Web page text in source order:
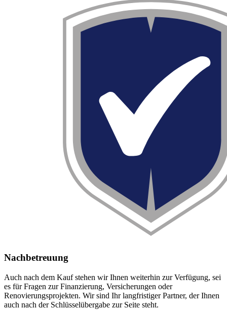
Nachbetreuung
Auch nach dem Kauf stehen wir Ihnen weiterhin zur Verfügung, sei
es für Fragen zur Finanzierung, Versicherungen oder
Renovierungsprojekten. Wir sind Ihr langfristiger Partner, der Ihnen
auch nach der Schlüsselübergabe zur Seite steht.